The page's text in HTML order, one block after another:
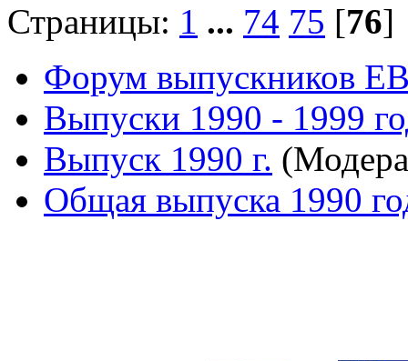
Страницы: 1 ... 74 75 [76
Форум выпускников
Выпуски 1990 - 1999
Выпуск 1990 г.
Общая выпуска 1990